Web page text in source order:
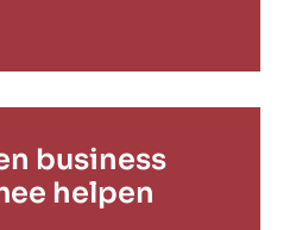
business
helpen